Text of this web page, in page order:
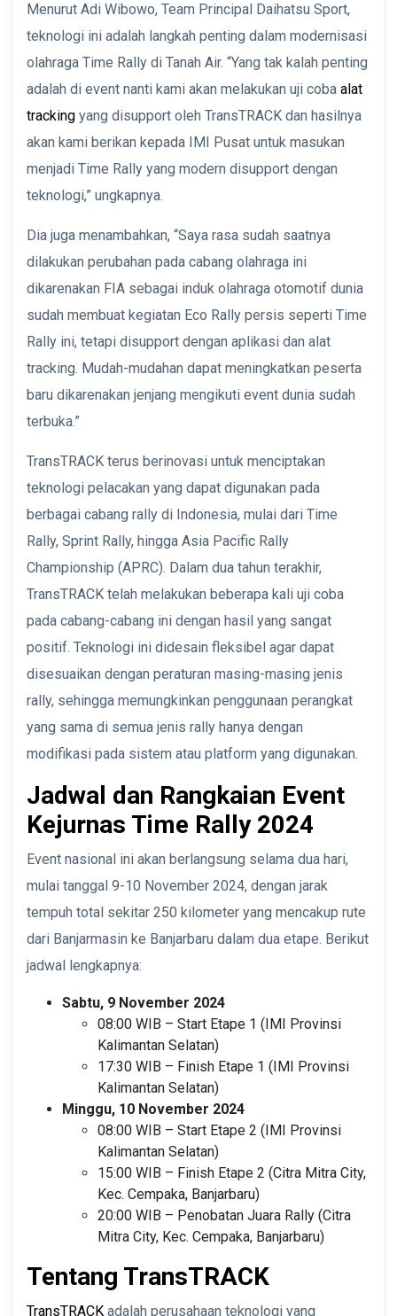
Menurut Adi Wibowo, Team Principal Daihatsu Sport,
teknologi ini adalah langkah penting dalam modernisasi
olahraga Time Rally di Tanah Air. “Yang tak kalah penting
adalah di event nanti kami akan melakukan uji coba alat
tracking yang disupport oleh TransTRACK dan hasilnya
akan kami berikan kepada IMI Pusat untuk masukan
menjadi Time Rally yang modern disupport dengan
teknologi,” ungkapnya.
Dia juga menambahkan, “Saya rasa sudah saatnya
dilakukan perubahan pada cabang olahraga ini
dikarenakan FIA sebagai induk olahraga otomotif dunia
sudah membuat kegiatan Eco Rally persis seperti Time
Rally ini, tetapi disupport dengan aplikasi dan alat
tracking. Mudah-mudahan dapat meningkatkan peserta
baru dikarenakan jenjang mengikuti event dunia sudah
terbuka.”
TransTRACK terus berinovasi untuk menciptakan
teknologi pelacakan yang dapat digunakan pada
berbagai cabang rally di Indonesia, mulai dari Time
Rally, Sprint Rally, hingga Asia Pacific Rally
Championship (APRC). Dalam dua tahun terakhir,
TransTRACK telah melakukan beberapa kali uji coba
pada cabang-cabang ini dengan hasil yang sangat
positif. Teknologi ini didesain fleksibel agar dapat
disesuaikan dengan peraturan masing-masing jenis
rally, sehingga memungkinkan penggunaan perangkat
yang sama di semua jenis rally hanya dengan
modifikasi pada sistem atau platform yang digunakan.
Jadwal dan Rangkaian Event
Kejurnas Time Rally 2024
Event nasional ini akan berlangsung selama dua hari,
mulai tanggal 9-10 November 2024, dengan jarak
tempuh total sekitar 250 kilometer yang mencakup rute
dari Banjarmasin ke Banjarbaru dalam dua etape. Berikut
jadwal lengkapnya:
Sabtu, 9 November 2024
08:00 WIB – Start Etape 1 (IMI Provinsi
Kalimantan Selatan)
17:30 WIB – Finish Etape 1 (IMI Provinsi
Kalimantan Selatan)
Minggu, 10 November 2024
08:00 WIB – Start Etape 2 (IMI Provinsi
Kalimantan Selatan)
15:00 WIB – Finish Etape 2 (Citra Mitra City,
Kec. Cempaka, Banjarbaru)
20:00 WIB – Penobatan Juara Rally (Citra
Mitra City, Kec. Cempaka, Banjarbaru)
Tentang TransTRACK
TransTRACK adalah perusahaan teknologi yang